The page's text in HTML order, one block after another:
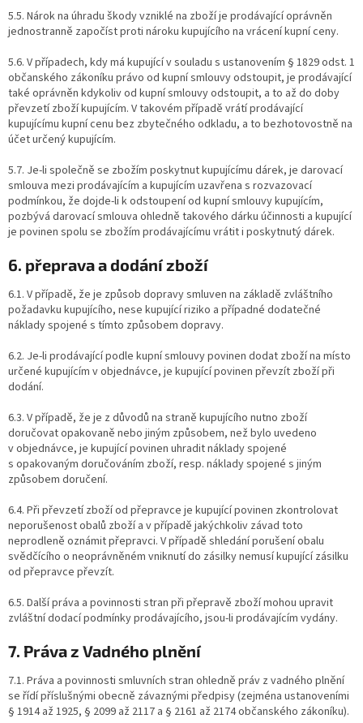
5.5. Nárok na úhradu škody vzniklé na zboží je prodávající oprávněn
jednostranně započíst proti nároku kupujícího na vrácení kupní ceny.
5.6. V případech, kdy má kupující v souladu s ustanovením § 1829 odst. 1
občanského zákoníku právo od kupní smlouvy odstoupit, je prodávající
také oprávněn kdykoliv od kupní smlouvy odstoupit, a to až do doby
převzetí zboží kupujícím. V takovém případě vrátí prodávající
kupujícímu kupní cenu bez zbytečného odkladu, a to bezhotovostně na
účet určený kupujícím.
5.7. Je-li společně se zbožím poskytnut kupujícímu dárek, je darovací
smlouva mezi prodávajícím a kupujícím uzavřena s rozvazovací
podmínkou, že dojde-li k odstoupení od kupní smlouvy kupujícím,
pozbývá darovací smlouva ohledně takového dárku účinnosti a kupující
je povinen spolu se zbožím prodávajícímu vrátit i poskytnutý dárek.
6. přeprava a dodání zboží
6.1. V případě, že je způsob dopravy smluven na základě zvláštního
požadavku kupujícího, nese kupující riziko a případné dodatečné
náklady spojené s tímto způsobem dopravy.
6.2. Je-li prodávající podle kupní smlouvy povinen dodat zboží na místo
určené kupujícím v objednávce, je kupující povinen převzít zboží při
dodání.
6.3. V případě, že je z důvodů na straně kupujícího nutno zboží
doručovat opakovaně nebo jiným způsobem, než bylo uvedeno
v objednávce, je kupující povinen uhradit náklady spojené
s opakovaným doručováním zboží, resp. náklady spojené s jiným
způsobem doručení.
6.4. Při převzetí zboží od přepravce je kupující povinen zkontrolovat
neporušenost obalů zboží a v případě jakýchkoliv závad toto
neprodleně oznámit přepravci. V případě shledání porušení obalu
svědčícího o neoprávněném vniknutí do zásilky nemusí kupující zásilku
od přepravce převzít.
6.5. Další práva a povinnosti stran při přepravě zboží mohou upravit
zvláštní dodací podmínky prodávajícího, jsou-li prodávajícím vydány.
7. Práva z Vadného plnění
7.1. Práva a povinnosti smluvních stran ohledně práv z vadného plnění
se řídí příslušnými obecně závaznými předpisy (zejména ustanoveními
§ 1914 až 1925, § 2099 až 2117 a § 2161 až 2174 občanského zákoníku).